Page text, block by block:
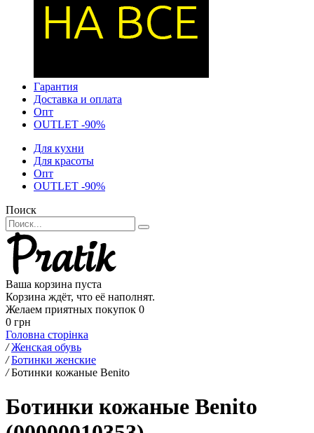
Гарантия
Доставка и оплата
Опт
OUTLET -90%
Для кухни
Для красоты
Опт
OUTLET -90%
Поиск
Ваша корзина пуста
Корзина ждёт, что её наполнят.
Желаем приятных покупок 0
0 грн
Головна сторінка
/ Женская обувь
/ Ботинки женские
/ Ботинки кожаные Benito
Ботинки кожаные Benito